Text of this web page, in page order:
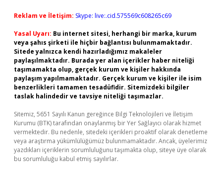
Reklam ve İletişim: Skype: live:.cid.575569c608265c69
Yasal Uyarı: Bu internet sitesi, herhangi bir marka, kurum
veya şahıs şirketi ile hiçbir bağlantısı bulunmamaktadır.
Sitede yalnızca kendi hazırladığımız makaleler
paylaşılmaktadır. Burada yer alan içerikler haber niteliği
taşımamakta olup, gerçek kurum ve kişiler hakkında
paylaşım yapılmamaktadır. Gerçek kurum ve kişiler ile isim
benzerlikleri tamamen tesadüfidir. Sitemizdeki bilgiler
taslak halindedir ve tavsiye niteliği taşımazlar.
Sitemiz, 5651 Sayılı Kanun gereğince Bilgi Teknolojileri ve İletişim
Kurumu (BTK) tarafından onaylanmış bir Yer Sağlayıcı olarak hizmet
vermektedir. Bu nedenle, sitedeki içerikleri proaktif olarak denetleme
veya araştırma yükümlülüğümüz bulunmamaktadır. Ancak, üyelerimiz
yazdıkları içeriklerin sorumluluğunu taşımakta olup, siteye üye olarak
bu sorumluluğu kabul etmiş sayılırlar.